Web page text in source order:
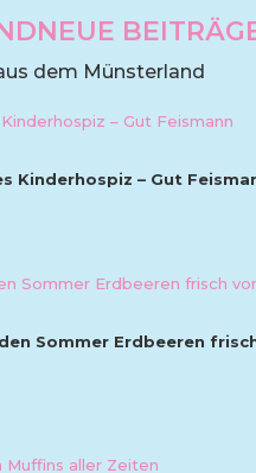
dem Münsterland
Kinderhospiz – Gut
Sommer Erdbeeren